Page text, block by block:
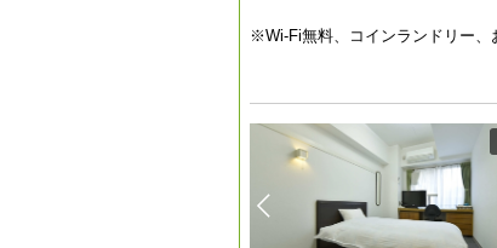
※Wi-Fi無料、コインランドリー、